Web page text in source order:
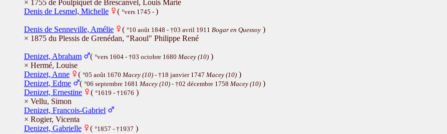
× 1755 de Poulpiquet de Brescanvel, Louis Marie
Denis de Lesmel, Michelle
( °vers 1745 - )
Denis de Senneville, Amélie ( °10 août 1848 - †03 avril 1911 Bogar en Quessoy )
× 1875 du Plessis de Grenédan, "Raoul" Philippe René
Denizet, Abraham ( °vers 1604 - †03 octobre 1680 Macey (10) )
× Hermé, Louise
Denizet, Anne
( °05 août 1670 Macey (10) - †18 janvier 1747 Macey (10) )
Denizet, Edme
( °06 septembre 1681 Macey (10) - †02 décembre 1758 Macey (10) )
Denizet, Ernestine
( °1619 - †1676 )
× Vellu, Simon
Denizet, Francois-Gabriel
× Rogier, Vicenta
Denizet, Gabrielle
( °1857 - †1937 )